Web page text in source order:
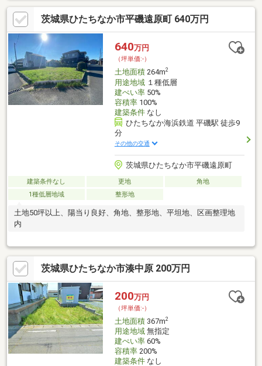
茨城県ひたちなか市平磯遠原町 640万円
640万円
（坪単価:-）
土地面積264m2
用途地域１種低層
建ぺい率50%
容積率100%
建築条件なし
ひたちなか海浜鉄道 平磯駅 徒歩9
分
その他の交通
茨城県ひたちなか市平磯遠原町
建築条件なし 更地
角地
1種低層地域
整形地
土地50坪以上、陽当り良好、角地、整形地、平坦地、区画整理地
内
茨城県ひたちなか市湊中原 200万円
200万円
（坪単価:-）
土地面積367m2
用途地域無指定
建ぺい率60%
容積率200%
建築条件なし